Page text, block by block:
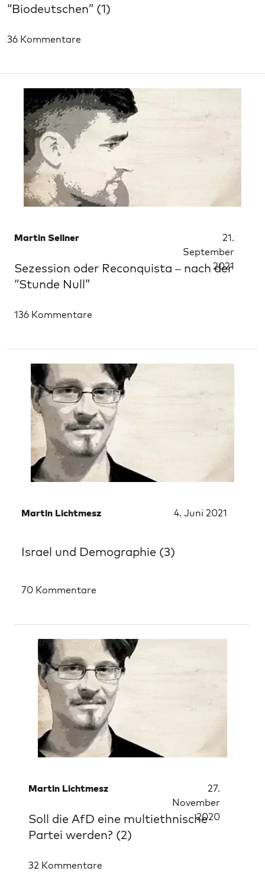
“Biodeutschen” (1)
36 Kommentare
Martin Sellner
21.
September
2021
Sezession oder Reconquista – nach der
“Stunde Null”
136 Kommentare
Martin Lichtmesz 4. Juni 2021
Israel und Demographie (3)
70 Kommentare
Martin Lichtmesz
27.
November
2020
Soll die AfD eine multiethnische
Partei werden? (2)
32 Kommentare